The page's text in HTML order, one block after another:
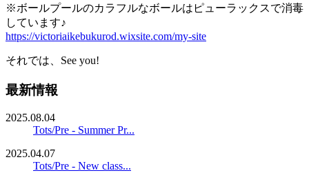
※ボールプールのカラフルなボールはピューラックスで消毒
しています♪
https://victoriaikebukurod.wixsite.com/my-site
それでは、See you!
最新情報
2025.08.04
Tots/Pre - Summer Pr...
2025.04.07
Tots/Pre - New class...